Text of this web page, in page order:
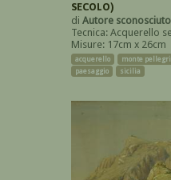
SECOLO)
di Autore sconosciuto
Tecnica: Acquerello
Misure: 17cm x 26cm
acquerello monte
paesaggio
sicilia